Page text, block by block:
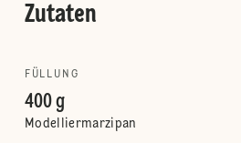
Zutaten
FÜLLUNG
400 g
Modelliermarzipan